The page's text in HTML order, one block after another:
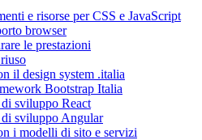
e risorse per CSS e JavaScript
browser
le prestazioni
il design system .italia
Bootstrap Italia
sviluppo React
sviluppo Angular
i modelli di sito e servizi